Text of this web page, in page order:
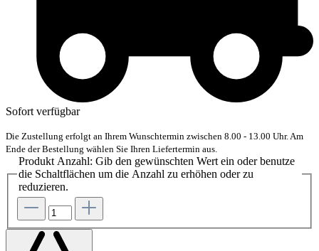
Sofort verfügbar
Die Zustellung erfolgt an Ihrem Wunschtermin zwischen 8.00 - 13.00 Uhr. Am
Ende der Bestellung wählen Sie Ihren Liefertermin aus.
Produkt Anzahl: Gib den gewünschten Wert ein oder benutze
die Schaltflächen um die Anzahl zu erhöhen oder zu
reduzieren.